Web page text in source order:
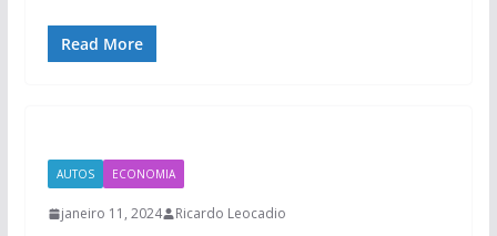
Read More
AUTOS ECONOMIA
janeiro 11, 2024 Ricardo Leocadio